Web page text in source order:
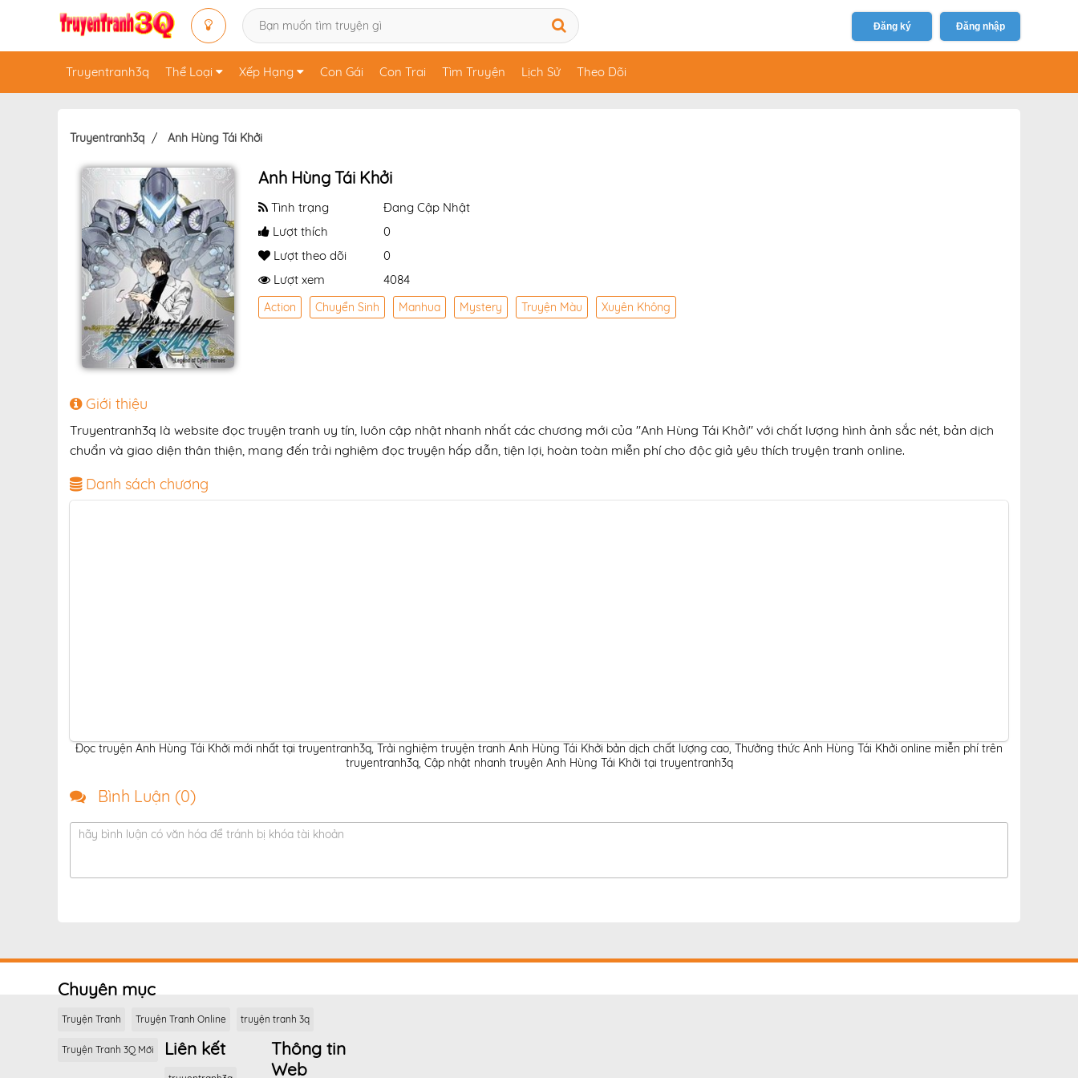
Đăng ký Đăng nhập
Truyentranh3q Thể Loại Xếp Hạng Con Gái Con Trai Tìm Truyện Lịch Sử Theo Dõi
Truyentranh3q Anh Hùng Tái Khởi
Anh Hùng Tái Khởi
Tình trạng
Đang Cập Nhật
Lượt thích
0
Lượt theo dõi
0
Lượt xem
4084
Action Chuyển Sinh Manhua Mystery Truyện Màu Xuyên Không
Giới thiệu
Truyentranh3q là website đọc truyện tranh uy tín, luôn cập nhật nhanh nhất các chương mới của "Anh Hùng Tái Khởi" với chất lượng hình ảnh sắc nét, bản dịch
chuẩn và giao diện thân thiện, mang đến trải nghiệm đọc truyện hấp dẫn, tiện lợi, hoàn toàn miễn phí cho độc giả yêu thích truyện tranh online.
Danh sách chương
Đọc truyện Anh Hùng Tái Khởi mới nhất tại truyentranh3q, Trải nghiệm truyện tranh Anh Hùng Tái Khởi bản dịch chất lượng cao, Thưởng thức Anh Hùng Tái Khởi online miễn phí trên
truyentranh3q, Cập nhật nhanh truyện Anh Hùng Tái Khởi tại truyentranh3q
Bình Luận (0)
hãy bình luận có văn hóa để tránh bị khóa tài khoản
Chuyên mục
Truyện Tranh Truyện Tranh Online truyện tranh 3q
Truyện Tranh 3Q Mới Liên kết
Thông tin
Web